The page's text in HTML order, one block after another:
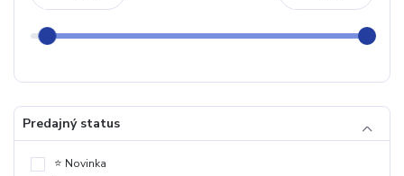
Predajný status
⭐️ Novinka